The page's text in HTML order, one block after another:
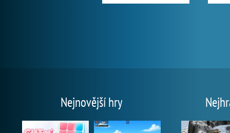
Nejnovější hry